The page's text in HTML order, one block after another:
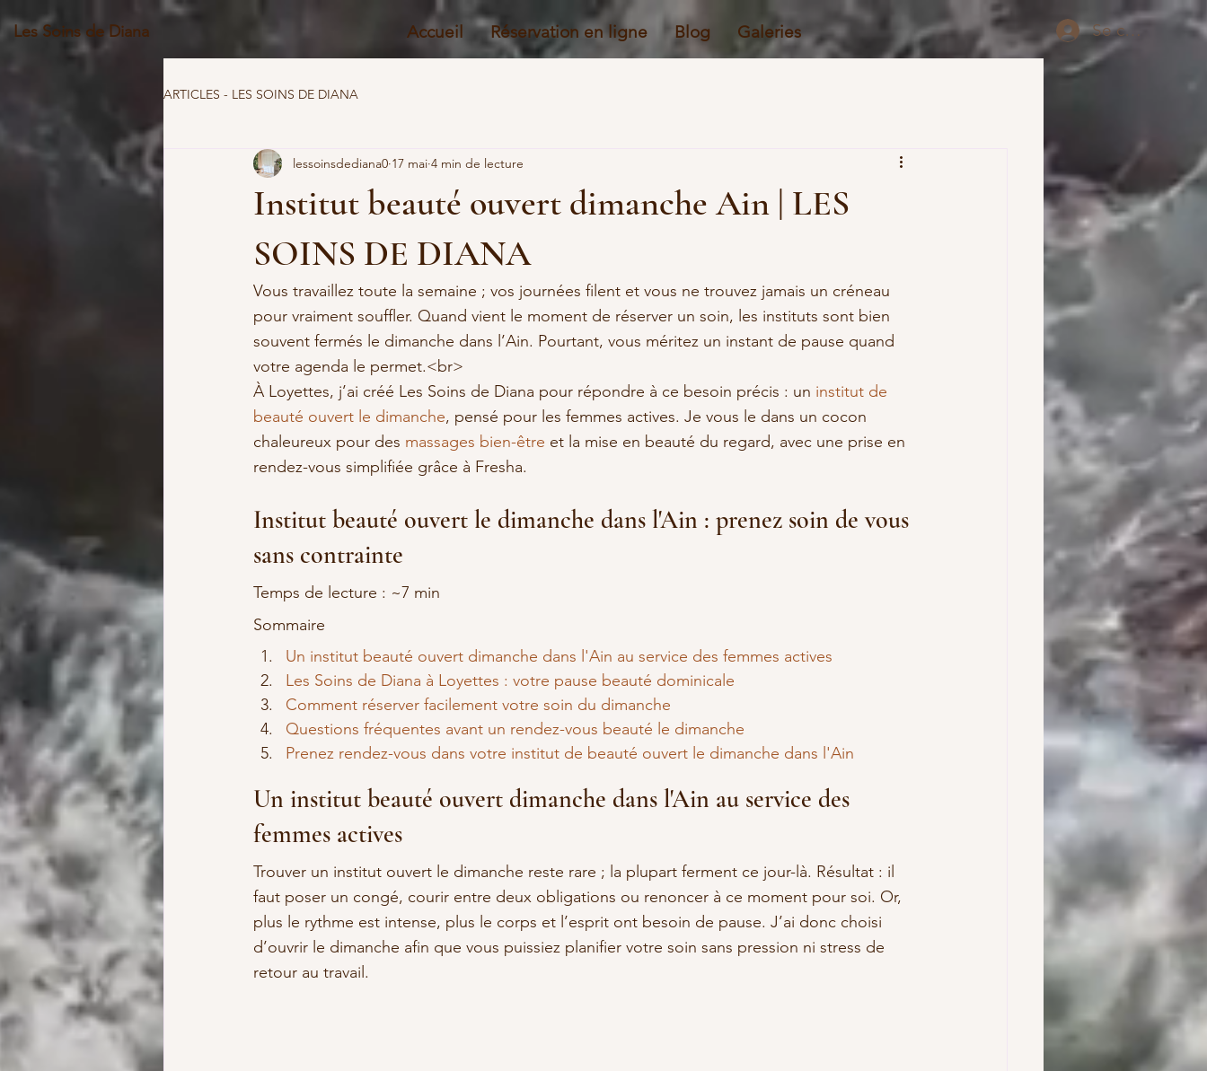
Les Soins de Diana Accueil Réservation en ligne Blog Galeries Se connecter
ARTICLES - LES SOINS DE DIANA
Institut beauté ouvert dimanche Ain | LES
SOINS DE DIANA
lessoinsdediana0 17 mai 4 min de lecture
Vous travaillez toute la semaine ; vos journées filent et vous ne trouvez jamais un créneau
pour vraiment souffler. Quand vient le moment de réserver un soin, les instituts sont bien
souvent fermés le dimanche dans l’Ain. Pourtant, vous méritez un instant de pause quand
votre agenda le permet.<br>
À Loyettes, j’ai créé Les Soins de Diana pour répondre à ce besoin précis : un institut de
beauté ouvert le dimanche, pensé pour les femmes actives. Je vous le dans un cocon
chaleureux pour des massages bien-être et la mise en beauté du regard, avec une prise en
rendez-vous simplifiée grâce à Fresha.
Institut beauté ouvert le dimanche dans l'Ain : prenez soin de vous
sans contrainte
Temps de lecture : ~7 min
Sommaire
Un institut beauté ouvert dimanche dans l'Ain au service des femmes actives
Les Soins de Diana à Loyettes : votre pause beauté dominicale
Comment réserver facilement votre soin du dimanche
Questions fréquentes avant un rendez-vous beauté le dimanche
Prenez rendez-vous dans votre institut de beauté ouvert le dimanche dans l'Ain
Un institut beauté ouvert dimanche dans l'Ain au service des
femmes actives
Trouver un institut ouvert le dimanche reste rare ; la plupart ferment ce jour-là. Résultat : il
faut poser un congé, courir entre deux obligations ou renoncer à ce moment pour soi. Or,
plus le rythme est intense, plus le corps et l’esprit ont besoin de pause. J’ai donc choisi
d’ouvrir le dimanche afin que vous puissiez planifier votre soin sans pression ni stress de
retour au travail.